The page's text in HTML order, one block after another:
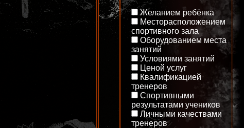
Желанием ребёнка
Месторасположением
спортивного зала
Оборудованием места
занятий
Условиями занятий
Ценой услуг
Квалификацией
тренеров
Спортивными
результатами учеников
Личными качествами
тренеров